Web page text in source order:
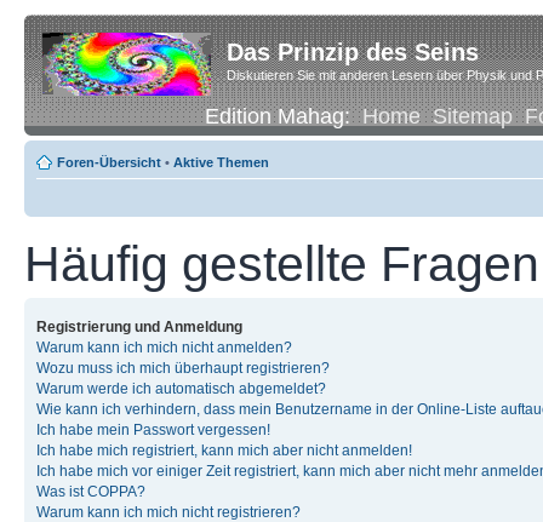
Das Prinzip des Seins
Diskutieren Sie mit anderen Lesern über Physik und
Edition Mahag:Home Sitemap
Foren-Übersicht • Aktive Themen
Häufig gestellte Fragen
Registrierung und Anmeldung
Warum kann ich mich nicht anmelden?
Wozu muss ich mich überhaupt registrieren?
Warum werde ich automatisch abgemeldet?
Wie kann ich verhindern, dass mein Benutzername in der Online-Liste
Ich habe mein Passwort vergessen!
Ich habe mich registriert, kann mich aber nicht anmelden!
Ich habe mich vor einiger Zeit registriert, kann mich aber nicht mehr
Was ist COPPA?
Warum kann ich mich nicht registrieren?